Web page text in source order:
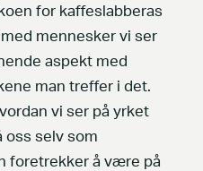
for kaffeslabberas
mennesker vi ser
aspekt med
man treffer i det.
vi ser på yrket
oss selv som
foretrekker å være på